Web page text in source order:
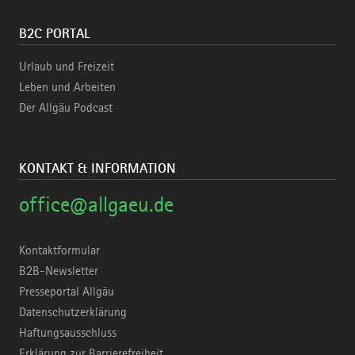
B2C PORTAL
Urlaub und Freizeit
Leben und Arbeiten
Der Allgäu Podcast
KONTAKT & INFORMATION
office@allgaeu.de
Kontaktformular
B2B-Newsletter
Presseportal Allgäu
Datenschutzerklärung
Haftungsausschluss